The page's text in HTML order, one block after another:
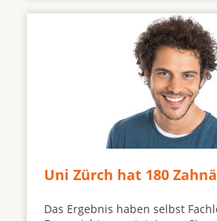
Uni Zürch hat 180
Das Ergebnis haben selbst